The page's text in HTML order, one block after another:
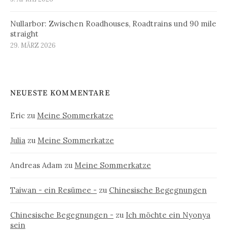
Nullarbor: Zwischen Roadhouses, Roadtrains und 90 mile
straight
29. MÄRZ 2026
NEUESTE KOMMENTARE
Eric zu Meine Sommerkatze
Julia zu Meine Sommerkatze
Andreas Adam zu Meine Sommerkatze
Taiwan - ein Resümee - zu Chinesische Begegnungen
Chinesische Begegnungen - zu Ich möchte ein Nyonya
sein